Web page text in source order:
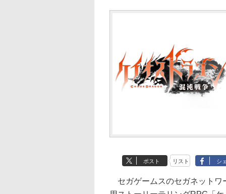
ポスト リスト シ
セガゲームスのセガネットワ